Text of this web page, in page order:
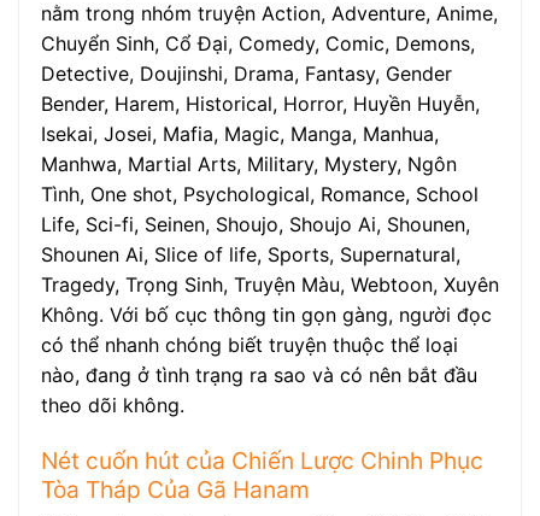
nằm trong nhóm truyện Action, Adventure, Anime,
Chuyển Sinh, Cổ Đại, Comedy, Comic, Demons,
Detective, Doujinshi, Drama, Fantasy, Gender
Bender, Harem, Historical, Horror, Huyền Huyễn,
Isekai, Josei, Mafia, Magic, Manga, Manhua,
Manhwa, Martial Arts, Military, Mystery, Ngôn
Tình, One shot, Psychological, Romance, School
Life, Sci-fi, Seinen, Shoujo, Shoujo Ai, Shounen,
Shounen Ai, Slice of life, Sports, Supernatural,
Tragedy, Trọng Sinh, Truyện Màu, Webtoon, Xuyên
Không. Với bố cục thông tin gọn gàng, người đọc
có thể nhanh chóng biết truyện thuộc thể loại
nào, đang ở tình trạng ra sao và có nên bắt đầu
theo dõi không.
Nét cuốn hút của Chiến Lược Chinh Phục
Tòa Tháp Của Gã Hanam